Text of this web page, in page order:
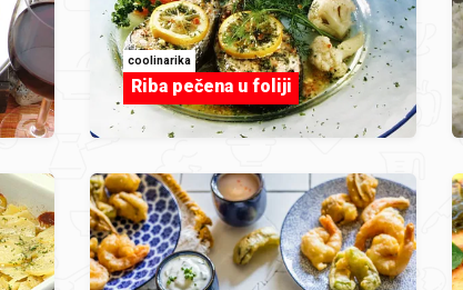
coolinarika
Riba pečena u foliji